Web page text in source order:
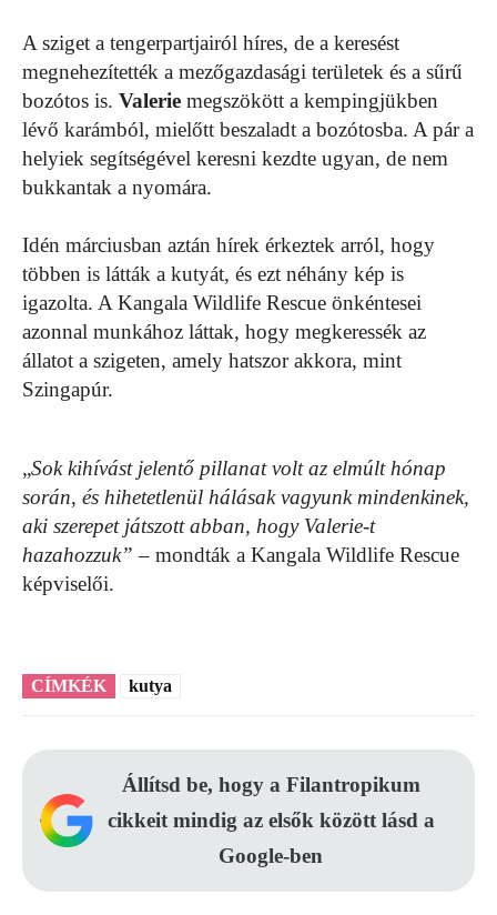
A sziget a tengerpartjairól híres, de a keresést
megnehezítették a mezőgazdasági területek és a sűrű
bozótos is. Valerie megszökött a kempingjükben
lévő karámból, mielőtt beszaladt a bozótosba. A pár a
helyiek segítségével keresni kezdte ugyan, de nem
bukkantak a nyomára.
Idén márciusban aztán hírek érkeztek arról, hogy
többen is látták a kutyát, és ezt néhány kép is
igazolta. A Kangala Wildlife Rescue önkéntesei
azonnal munkához láttak, hogy megkeressék az
állatot a szigeten, amely hatszor akkora, mint
Szingapúr.
„Sok kihívást jelentő pillanat volt az elmúlt hónap
során, és hihetetlenül hálásak vagyunk mindenkinek,
aki szerepet játszott abban, hogy Valerie-t
hazahozzuk” – mondták a Kangala Wildlife Rescue
képviselői.
CÍMKÉK kutya
Állítsd be, hogy a Filantropikum
cikkeit mindig az elsők között lásd a
Google-ben